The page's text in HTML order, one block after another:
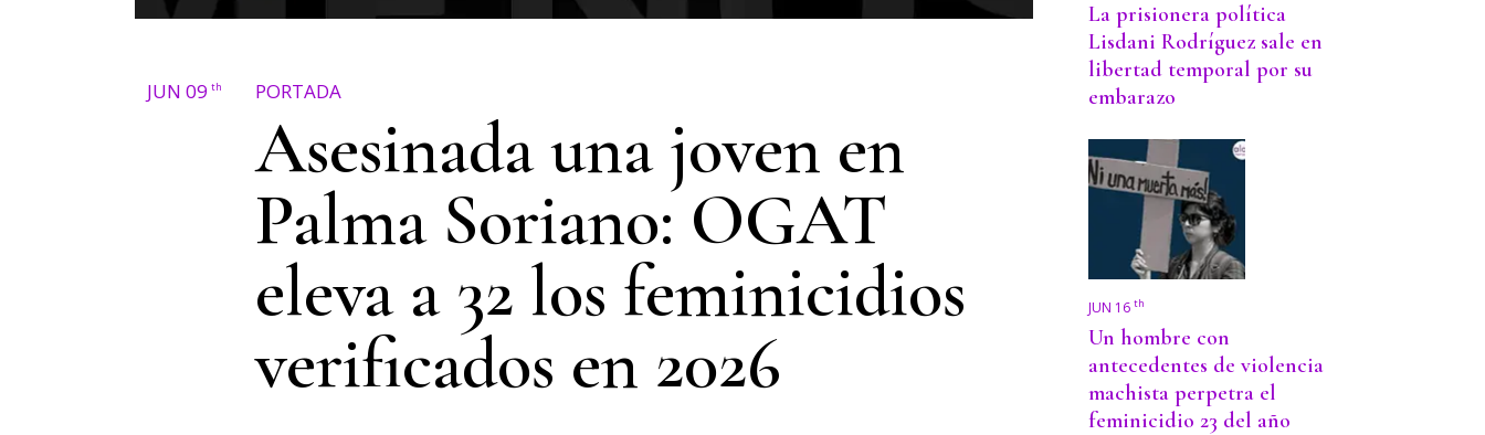
JUN 09 th PORTADA
Asesinada una joven en
Palma Soriano: OGAT
eleva a 32 los feminicidios
verificados en 2026
La prisionera política
Lisdani Rodríguez sale en
libertad temporal por su
embarazo
JUN 16 th
Un hombre con
antecedentes de violencia
machista perpetra el
feminicidio 23 del año